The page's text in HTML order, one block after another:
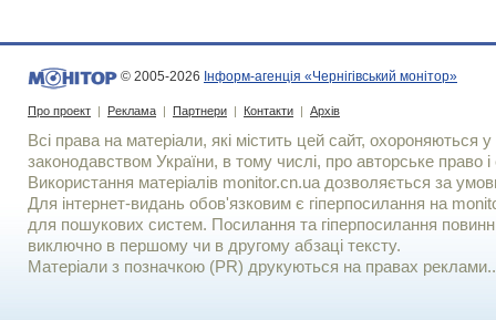
© 2005-2026 Інформ-агенція «Чернігівський монітор»
Про проект | Реклама | Партнери | Контакти | Архів
Всі права на матеріали, які містить цей сайт, охороняються у
законодавством України, в тому числі, про авторське право і
Використання матерiалiв monitor.cn.ua дозволяється за
Для iнтернет-видань обов'язковим є гiперпосилання на
для пошукових систем. Посилання та гіперпосилання
виключно в першому чи в другому абзаці тексту.
Матеріали з позначкою (PR) друкуються на правах реклами..